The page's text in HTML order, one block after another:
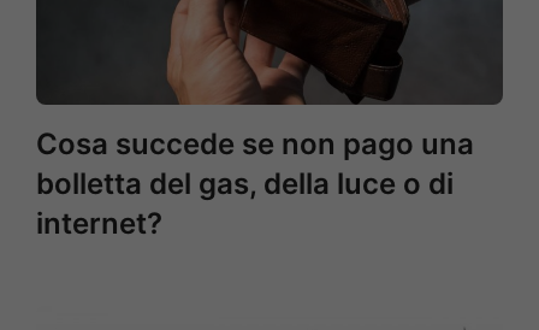
Cosa succede se non pago una
bolletta del gas, della luce o di
internet?